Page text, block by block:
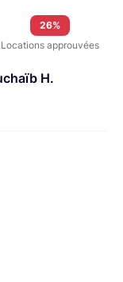
26%
Locations approuvées
H.